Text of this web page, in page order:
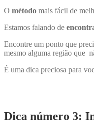
O método mais fácil de
Estamos falando de
Encontre um ponto que
mesmo alguma região que
É uma dica preciosa para
Dica número 3: